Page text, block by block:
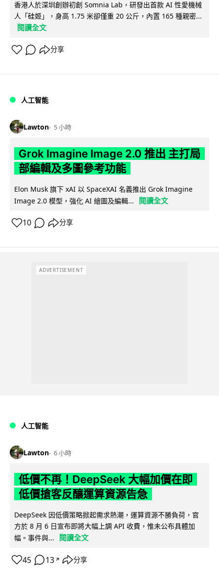
香港人於深圳創辦初創 Somnia Lab，研發出首款 AI 性愛機械
人「硅姬」，身高 1.75 米卻僅重 20 公斤，內置 165 種親密...
閱讀全文
分享
人工智能
Lawton 5 小時
Grok Imagine Image 2.0 推出 主打局
部編輯及多圖參考功能
Elon Musk 旗下 xAI 以 SpaceXAI 名義推出 Grok Imagine
Image 2.0 模型，強化 AI 繪圖及編輯...
閱讀全文
10 分享
ADVERTISEMENT
人工智能
Lawton 6 小時
低價不再！DeepSeek 大幅加價在即
低價搶客反釀運算資源告急
DeepSeek 因低價策略掀起需求熱潮，運算資源不勝負荷，官
方於 8 月 6 日宣布即將大幅上調 API 收費，惟未公布具體加
幅。事件與...
閱讀全文
45 13 ↗ 分享